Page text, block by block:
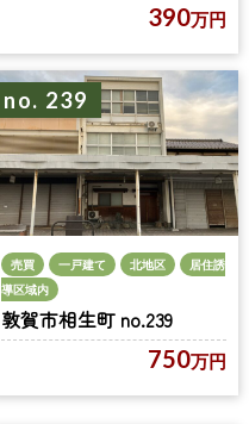
390万円
no. 239
売買 一戸建て 北地区
居住誘
導区域内
敦賀市相生町 no.239
750万円